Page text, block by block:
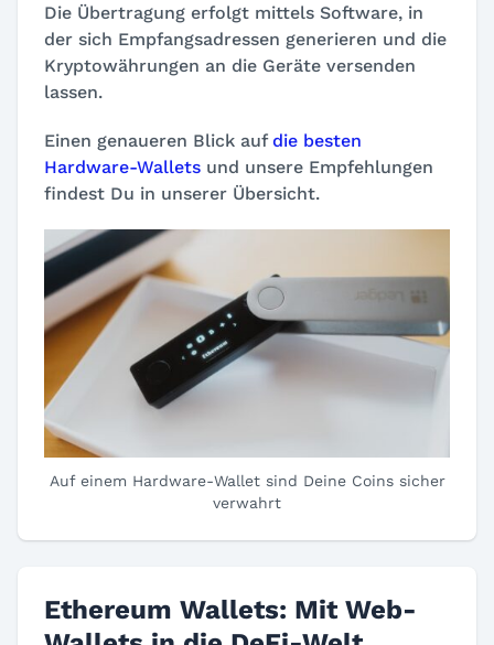
Die Übertragung erfolgt mittels Software, in
der sich Empfangsadressen generieren und die
Kryptowährungen an die Geräte versenden
lassen.
Einen genaueren Blick auf die besten
Hardware-Wallets und unsere Empfehlungen
findest Du in unserer Übersicht.
Auf einem Hardware-Wallet sind Deine Coins sicher
verwahrt
Ethereum Wallets: Mit Web-